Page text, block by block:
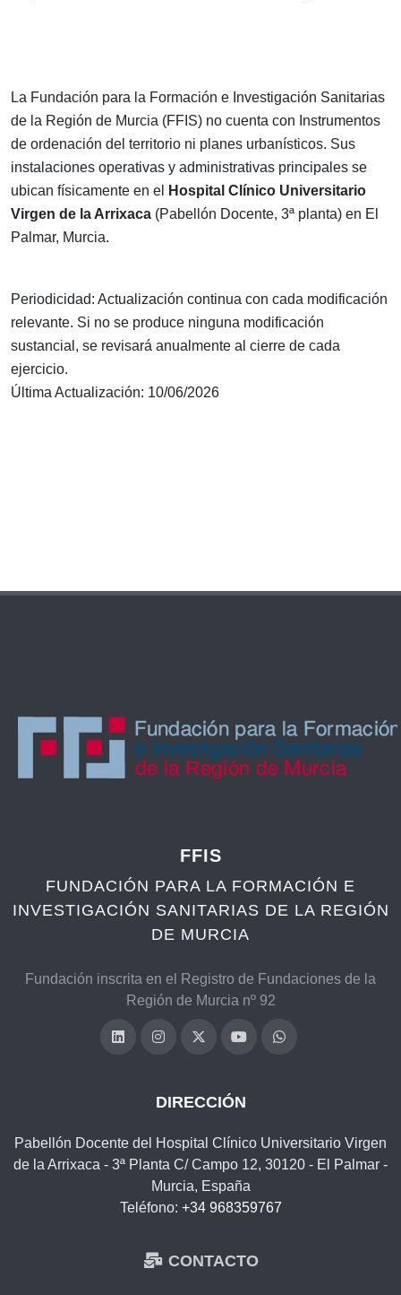
La Fundación para la Formación e Investigación Sanitarias
de la Región de Murcia (FFIS) no cuenta con Instrumentos
de ordenación del territorio ni planes urbanísticos. Sus
instalaciones operativas y administrativas principales se
ubican físicamente en el
Hospital Clínico Universitario
Virgen de la Arrixaca (Pabellón Docente, 3ª planta) en El
Palmar, Murcia.
Periodicidad: Actualización continua con cada modificación
relevante. Si no se produce ninguna modificación
sustancial, se revisará anualmente al cierre de cada
ejercicio.
Última Actualización: 10/06/2026
FFIS
FUNDACIÓN PARA LA FORMACIÓN E
INVESTIGACIÓN SANITARIAS DE LA REGIÓN
DE MURCIA
Fundación inscrita en el Registro de Fundaciones de la
Región de Murcia nº 92
DIRECCIÓN
Pabellón Docente del Hospital Clínico Universitario Virgen
de la Arrixaca - 3ª Planta C/ Campo 12, 30120 - El Palmar -
Murcia, España
Teléfono: +34 968359767
CONTACTO